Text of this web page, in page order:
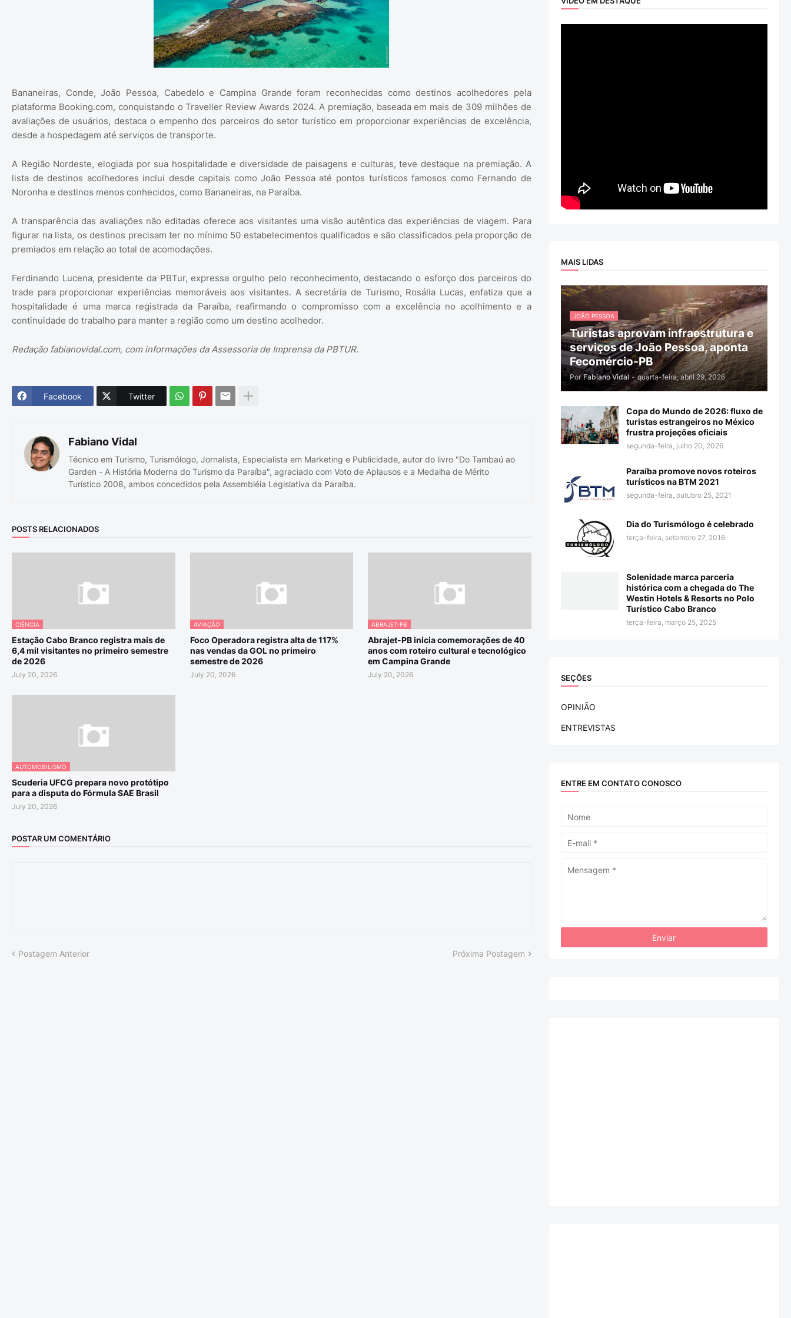
Bananeiras, Conde, João Pessoa, Cabedelo e Campina Grande foram reconhecidas como destinos acolhedores pela
plataforma Booking.com, conquistando o Traveller Review Awards 2024. A premiação, baseada em mais de 309 milhões de
avaliações de usuários, destaca o empenho dos parceiros do setor turístico em proporcionar experiências de excelência,
desde a hospedagem até serviços de transporte.
A Região Nordeste, elogiada por sua hospitalidade e diversidade de paisagens e culturas, teve destaque na premiação. A
lista de destinos acolhedores inclui desde capitais como João Pessoa até pontos turísticos famosos como Fernando de
Noronha e destinos menos conhecidos, como Bananeiras, na Paraíba.
A transparência das avaliações não editadas oferece aos visitantes uma visão autêntica das experiências de viagem. Para
figurar na lista, os destinos precisam ter no mínimo 50 estabelecimentos qualificados e são classificados pela proporção de
premiados em relação ao total de acomodações.
Ferdinando Lucena, presidente da PBTur, expressa orgulho pelo reconhecimento, destacando o esforço dos parceiros do
trade para proporcionar experiências memoráveis aos visitantes. A secretária de Turismo, Rosália Lucas, enfatiza que a
hospitalidade é uma marca registrada da Paraíba, reafirmando o compromisso com a excelência no acolhimento e a
continuidade do trabalho para manter a região como um destino acolhedor.
Redação fabianovidal.com, com informações da Assessoria de Imprensa da PBTUR.
Facebook Twitter
Fabiano Vidal
Técnico em Turismo, Turismólogo, Jornalista, Especialista em Marketing e Publicidade, autor do livro "Do Tambaú ao
Garden - A História Moderna do Turismo da Paraíba", agraciado com Voto de Aplausos e a Medalha de Mérito
Turístico 2008, ambos concedidos pela Assembléia Legislativa da Paraíba.
POSTS RELACIONADOS
CIÊNCIA
Estação Cabo Branco registra mais de
6,4 mil visitantes no primeiro semestre
de 2026
July 20, 2026
AVIAÇÃO
Foco Operadora registra alta de 117%
nas vendas da GOL no primeiro
semestre de 2026
July 20, 2026
ABRAJET-PB
Abrajet-PB inicia comemorações de 40
anos com roteiro cultural e tecnológico
em Campina Grande
July 20, 2026
AUTOMOBILISMO
Scuderia UFCG prepara novo protótipo
para a disputa do Fórmula SAE Brasil
July 20, 2026
POSTAR UM COMENTÁRIO
Postagem Anterior Próxima Postagem
MAIS LIDAS
JOÃO PESSOA
Turistas aprovam infraestrutura e
serviços de João Pessoa, aponta
Fecomércio-PB
Por Fabiano Vidal - quarta-feira, abril 29, 2026
Copa do Mundo de 2026: fluxo de
turistas estrangeiros no México
frustra projeções oficiais
segunda-feira, julho 20, 2026
Paraíba promove novos roteiros
turísticos na BTM 2021
segunda-feira, outubro 25, 2021
Dia do Turismólogo é celebrado
terça-feira, setembro 27, 2016
Solenidade marca parceria
histórica com a chegada do The
Westin Hotels & Resorts no Polo
Turístico Cabo Branco
terça-feira, março 25, 2025
SEÇÕES
OPINIÃO
ENTREVISTAS
ENTRE EM CONTATO CONOSCO